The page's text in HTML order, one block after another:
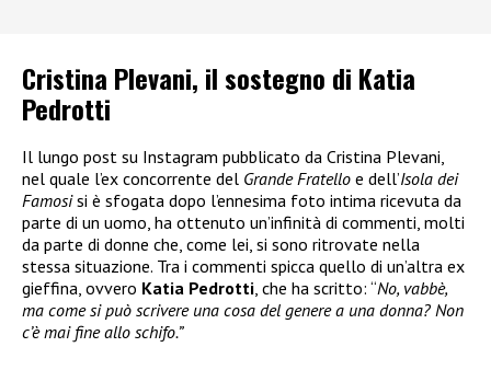
Cristina Plevani, il sostegno di Katia
Pedrotti
Il lungo post su Instagram pubblicato da Cristina Plevani,
nel quale l’ex concorrente del Grande Fratello e dell’Isola dei
Famosisi è sfogata dopo l’ennesima foto intima ricevuta da
parte di un uomo, ha ottenuto un’infinità di commenti, molti
da parte di donne che, come lei, si sono ritrovate nella
stessa situazione. Tra i commenti spicca quello di un’altra ex
gieffina, ovvero Katia Pedrotti, che ha scritto: “No, vabbè,
ma come si può scrivere una cosa del genere a una donna? Non
c’è mai fine allo schifo.”